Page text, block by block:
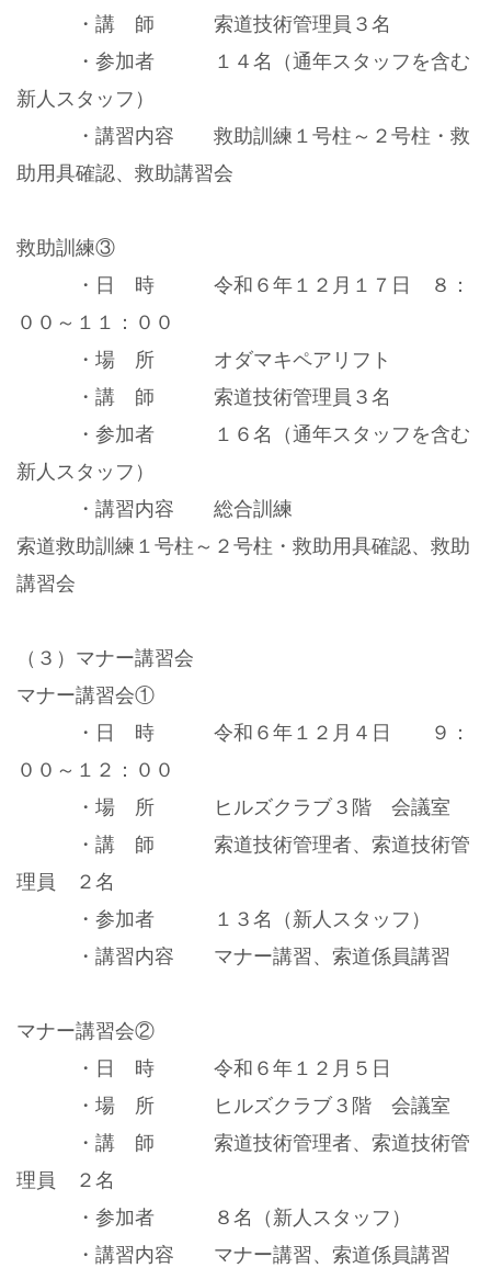
・講 師 索道技術管理員３名
・参加者 １４名（通年スタッフを含む
新人スタッフ）
・講習内容 救助訓練１号柱～２号柱・救
助用具確認、救助講習会
救助訓練③
・日 時 令和６年１２月１７日 ８：
００～１１：００
・場 所 オダマキペアリフト
・講 師 索道技術管理員３名
・参加者 １６名（通年スタッフを含む
新人スタッフ）
・講習内容 総合訓練
索道救助訓練１号柱～２号柱・救助用具確認、救助
講習会
（３）マナー講習会
マナー講習会①
・日 時 令和６年１２月４日 ９：
００～１２：００
・場 所 ヒルズクラブ３階 会議室
・講 師 索道技術管理者、索道技術管
理員 ２名
・参加者 １３名（新人スタッフ）
・講習内容 マナー講習、索道係員講習
マナー講習会②
・日 時 令和６年１２月５日
・場 所 ヒルズクラブ３階 会議室
・講 師 索道技術管理者、索道技術管
理員 ２名
・参加者 ８名（新人スタッフ）
・講習内容 マナー講習、索道係員講習